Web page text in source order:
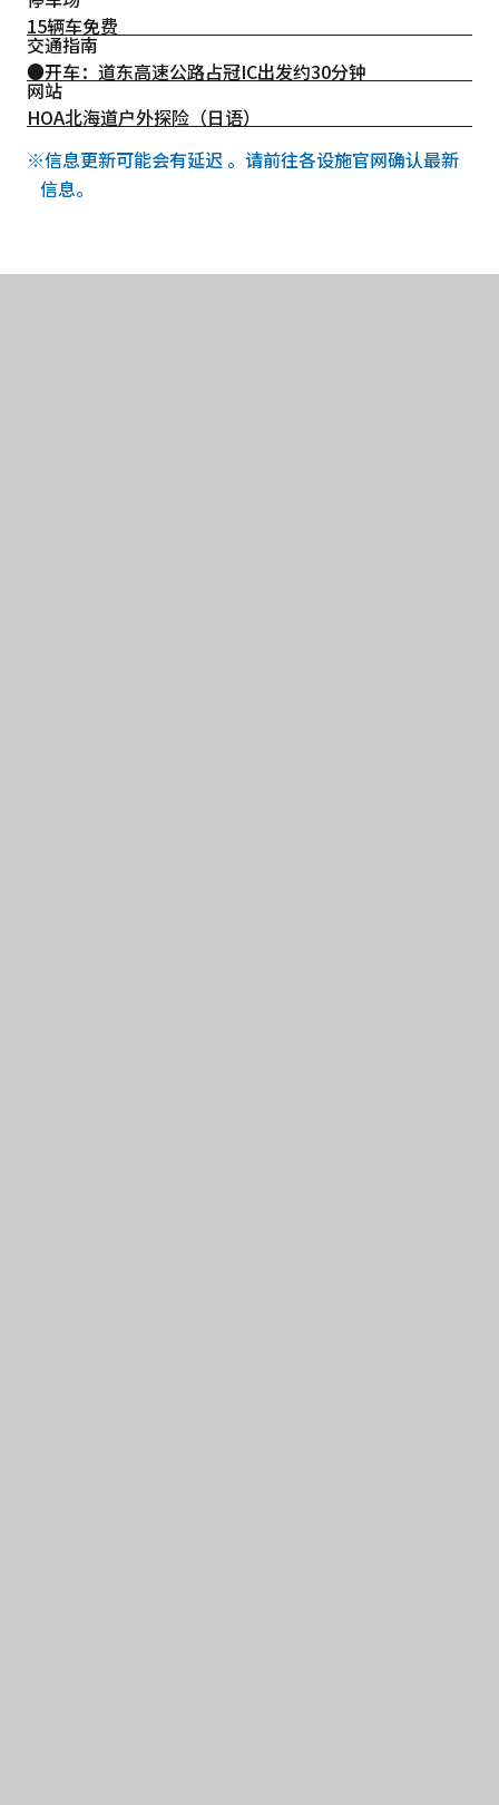
15辆车免费
交通指南
●开车：道东高速公路占冠IC出发约30分钟
网站
HOA北海道户外探险（日语）
※信息更新可能会有延迟 。请前往各设施官网确认最新
信息。